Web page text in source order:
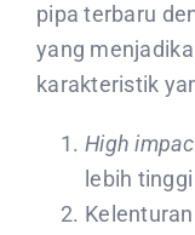
pipa terbaru
yang
karakteristik
High
lebih